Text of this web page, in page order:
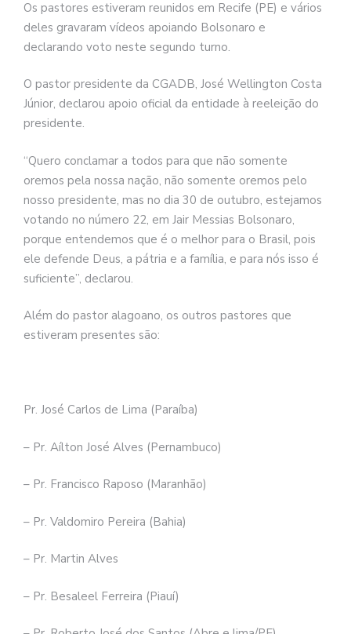
Os pastores estiveram reunidos em Recife (PE) e vários
deles gravaram vídeos apoiando Bolsonaro e
declarando voto neste segundo turno.
O pastor presidente da CGADB, José Wellington Costa
Júnior, declarou apoio oficial da entidade à reeleição do
presidente.
“Quero conclamar a todos para que não somente
oremos pela nossa nação, não somente oremos pelo
nosso presidente, mas no dia 30 de outubro, estejamos
votando no número 22, em Jair Messias Bolsonaro,
porque entendemos que é o melhor para o Brasil, pois
ele defende Deus, a pátria e a família, e para nós isso é
suficiente”, declarou.
Além do pastor alagoano, os outros pastores que
estiveram presentes são:
Pr. José Carlos de Lima (Paraíba)
– Pr. Aílton José Alves (Pernambuco)
– Pr. Francisco Raposo (Maranhão)
– Pr. Valdomiro Pereira (Bahia)
– Pr. Martin Alves
– Pr. Besaleel Ferreira (Piauí)